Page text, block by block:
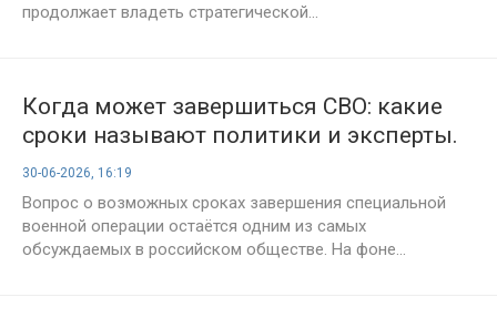
1588-й день спецоперации России на
продолжает владеть стратегической...
Когда может завершиться СВО: какие
сроки называют политики и эксперты.
Последние новости на 30 июня 2026
года
30-06-2026, 16:19
Вопрос о возможных сроках завершения специальной
военной операции остаётся одним из самых
обсуждаемых в российском обществе. На фоне...